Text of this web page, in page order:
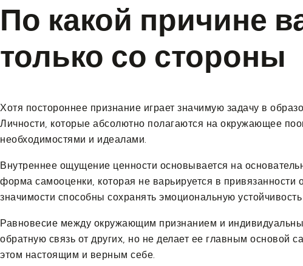
По какой причине
только со стороны
Хотя постороннее признание играет значимую задачу в
Личности, которые абсолютно полагаются на окружающее
необходимостями и идеалами.
Внутреннее ощущение ценности основывается на
форма самооценки, которая не варьируется в
значимости способны сохранять эмоциональную
Равновесие между окружающим признанием и
обратную связь от других, но не делает ее главным основой
этом настоящим и верным себе.